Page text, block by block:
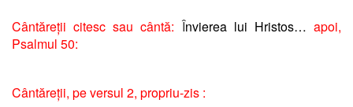
Cântăreții citesc sau cântă: Învierea lui Hristos…apoi,
Psalmul 50:
Cântăreții, pe versul 2, propriu-zis :